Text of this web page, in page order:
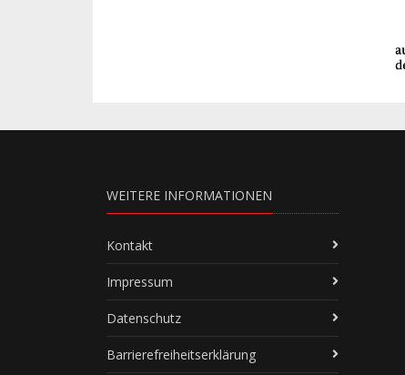
WEITERE INFORMATIONEN
Kontakt
Impressum
Datenschutz
Barrierefreiheitserklärung